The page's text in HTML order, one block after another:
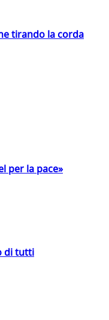
tirando la corda
per la pace»
di tutti